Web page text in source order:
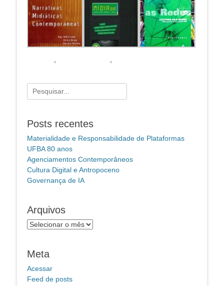
Pesquisar
por:
Posts recentes
Materialidade e Responsabilidade de Plataformas
UFBA 80 anos
Agenciamentos Contemporâneos
Cultura Digital e Antropoceno
Governança de IA
Arquivos
Arquivos
Meta
Acessar
Feed de posts